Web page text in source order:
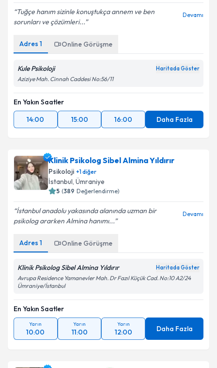
Tuğçe hanım sizinle konuştukça annem ve ben
sorunları ve çözümleri...
Devamı
Adres 1 Online Görüşme
Kule Psikoloji Haritada Göster
Aziziye Mah. Cinnah Caddesi No:56/11
En Yakın Saatler
14:00
15:00 16:00 Daha Fazla
Klinik Psikolog Sibel Almina Yıldırır
Psikoloji +1diğer
İstanbul, Ümraniye
5 (389 Değerlendirme)
İstanbul anadolu yakasında alanında uzman bir
psikolog ararken Almina hanımı...
Devamı
Adres 1 Online Görüşme
Klinik Psikolog Sibel Almina Yıldırır Haritada Göster
Avrupa Residence Yamanevler Mah. Dr Fazıl Küçük Cad. No:10 A2/24
Ümraniye/İstanbul
En Yakın Saatler
Yarın
10:00
Yarın
11:00
Yarın
12:00 Daha Fazla